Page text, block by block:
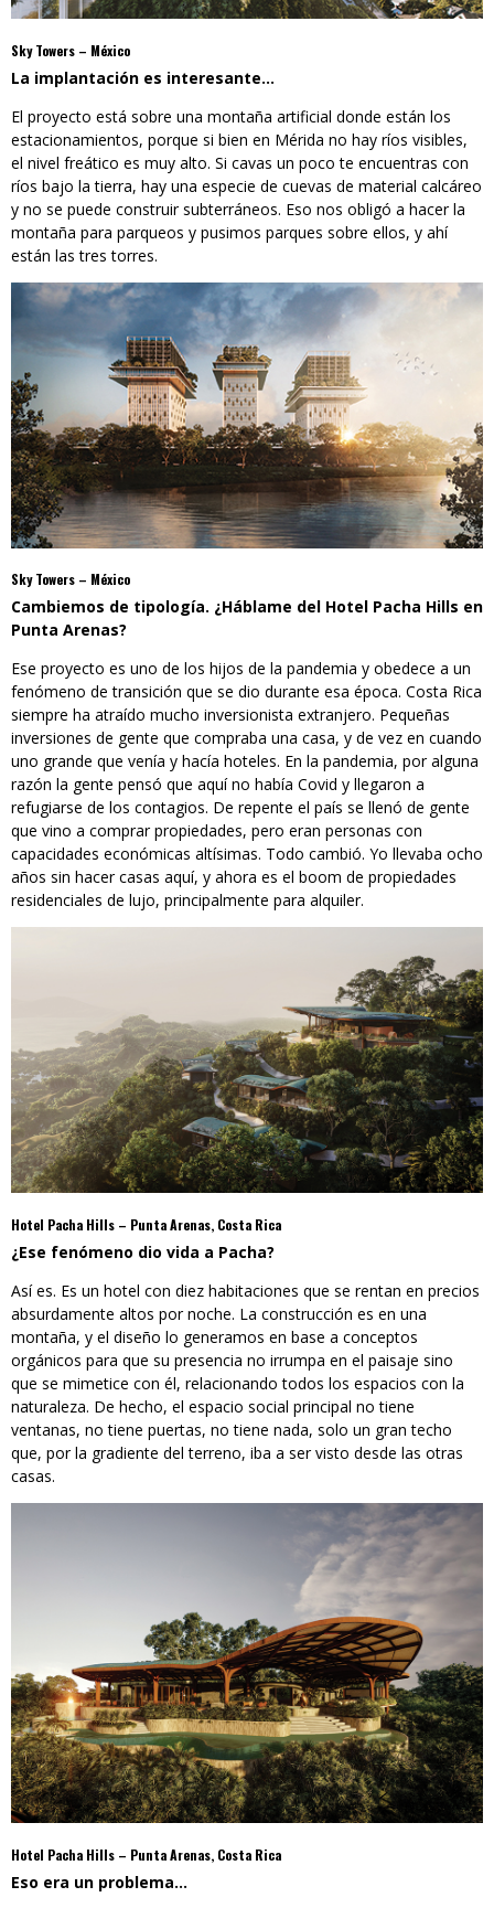
Sky Towers – México
La implantación es interesante…
El proyecto está sobre una montaña artificial donde están los
estacionamientos, porque si bien en Mérida no hay ríos visibles,
el nivel freático es muy alto. Si cavas un poco te encuentras con
ríos bajo la tierra, hay una especie de cuevas de material calcáreo
y no se puede construir subterráneos. Eso nos obligó a hacer la
montaña para parqueos y pusimos parques sobre ellos, y ahí
están las tres torres.
Sky Towers – México
Cambiemos de tipología. ¿Háblame del Hotel Pacha Hills en
Punta Arenas?
Ese proyecto es uno de los hijos de la pandemia y obedece a un
fenómeno de transición que se dio durante esa época. Costa Rica
siempre ha atraído mucho inversionista extranjero. Pequeñas
inversiones de gente que compraba una casa, y de vez en cuando
uno grande que venía y hacía hoteles. En la pandemia, por alguna
razón la gente pensó que aquí no había Covid y llegaron a
refugiarse de los contagios. De repente el país se llenó de gente
que vino a comprar propiedades, pero eran personas con
capacidades económicas altísimas. Todo cambió. Yo llevaba ocho
años sin hacer casas aquí, y ahora es el boom de propiedades
residenciales de lujo, principalmente para alquiler.
Hotel Pacha Hills – Punta Arenas, Costa Rica
¿Ese fenómeno dio vida a Pacha?
Así es. Es un hotel con diez habitaciones que se rentan en precios
absurdamente altos por noche. La construcción es en una
montaña, y el diseño lo generamos en base a conceptos
orgánicos para que su presencia no irrumpa en el paisaje sino
que se mimetice con él, relacionando todos los espacios con la
naturaleza. De hecho, el espacio social principal no tiene
ventanas, no tiene puertas, no tiene nada, solo un gran techo
que, por la gradiente del terreno, iba a ser visto desde las otras
casas.
Hotel Pacha Hills – Punta Arenas, Costa Rica
Eso era un problema…